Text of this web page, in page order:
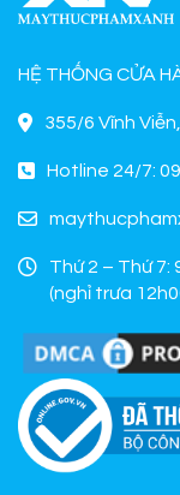
HỆ THỐNG CỬA
355/6 Vĩnh
Hotline 24/7:
Thứ 2 – Thứ 7:
(nghỉ trưa